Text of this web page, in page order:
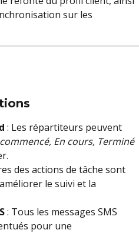
sur les
: Les répartiteurs peuvent
En cours, Terminé
des actions de tâche sont
le suivi et la
: Tous les messages SMS
pour une